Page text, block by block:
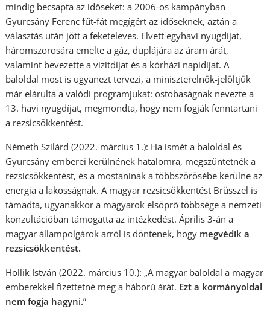
mindig becsapta az időseket: a 2006-os kampányban
Gyurcsány Ferenc fűt-fát megígért az időseknek, aztán a
választás után jött a feketeleves. Elvett egyhavi nyugdíjat,
háromszorosára emelte a gáz, duplájára az áram árát,
valamint bevezette a vizitdíjat és a kórházi napidíjat. A
baloldal most is ugyanezt tervezi, a miniszterelnök-jelöltjük
már elárulta a valódi programjukat: ostobaságnak nevezte a
13. havi nyugdíjat, megmondta, hogy nem fogják fenntartani
a rezsicsökkentést.
Németh Szilárd (2022. március 1.): Ha ismét a baloldal és
Gyurcsány emberei kerülnének hatalomra, megszüntetnék a
rezsicsökkentést, és a mostaninak a többszörösébe kerülne az
energia a lakosságnak. A magyar rezsicsökkentést Brüsszel is
támadta, ugyanakkor a magyarok elsöprő többsége a nemzeti
konzultációban támogatta az intézkedést. Április 3-án a
magyar állampolgárok arról is döntenek, hogy megvédik a
rezsicsökkentést.
Hollik István (2022. március 10.): „A magyar baloldal a magyar
emberekkel fizettetné meg a háború árát. Ezt a kormányoldal
nem fogja hagyni.”